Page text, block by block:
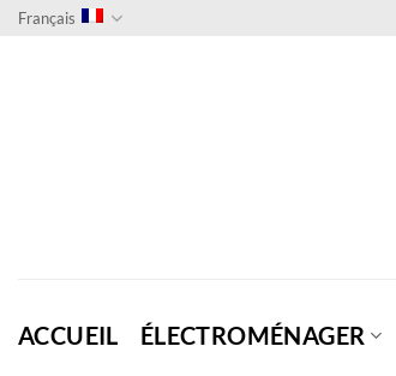
Passer
Français
ACCUEIL ÉLECTROMÉNAGER